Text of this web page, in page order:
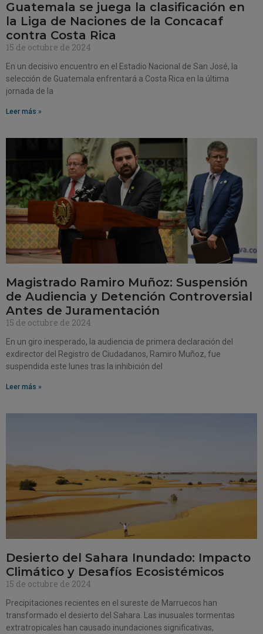
Guatemala se juega la clasificación en
la Liga de Naciones de la Concacaf
contra Costa Rica
15 de octubre de 2024
En un decisivo encuentro en el Estadio Nacional de San José, la
selección de Guatemala enfrentará a Costa Rica en la última
jornada de la
Leer más »
Magistrado Ramiro Muñoz: Suspensión
de Audiencia y Detención Controversial
Antes de Juramentación
15 de octubre de 2024
En un giro inesperado, la audiencia de primera declaración del
exdirector del Registro de Ciudadanos, Ramiro Muñoz, fue
suspendida este lunes tras la inhibición del
Leer más »
Desierto del Sahara Inundado: Impacto
Climático y Desafíos Ecosistémicos
15 de octubre de 2024
Precipitaciones recientes en el sureste de Marruecos han
transformado el desierto del Sahara. Las inusuales tormentas
extratropicales han causado inundaciones significativas,